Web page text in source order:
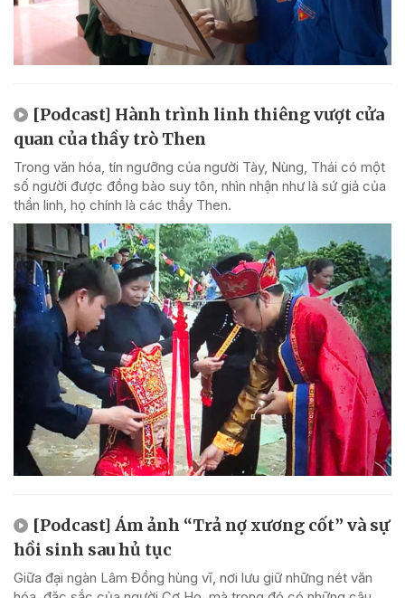
[Podcast] Hành trình linh thiêng vượt cửa
quan của thầy trò Then
Trong văn hóa, tín ngưỡng của người Tày, Nùng, Thái có một
số người được đồng bào suy tôn, nhìn nhận như là sứ giả của
thần linh, họ chính là các thầy Then.
[Podcast] Ám ảnh “Trả nợ xương cốt” và sự
hồi sinh sau hủ tục
Giữa đại ngàn Lâm Đồng hùng vĩ, nơi lưu giữ những nét văn